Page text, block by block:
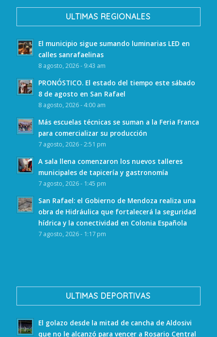
ULTIMAS REGIONALES
El municipio sigue sumando luminarias LED en
calles sanrafaelinas
8 agosto, 2026 - 9:43 am
PRONÓSTICO. El estado del tiempo este sábado
8 de agosto en San Rafael
8 agosto, 2026 - 4:00 am
Más escuelas técnicas se suman a la Feria Franca
para comercializar su producción
7 agosto, 2026 - 2:51 pm
A sala llena comenzaron los nuevos talleres
municipales de tapicería y gastronomía
7 agosto, 2026 - 1:45 pm
San Rafael: el Gobierno de Mendoza realiza una
obra de Hidráulica que fortalecerá la seguridad
hídrica y la conectividad en Colonia Española
7 agosto, 2026 - 1:17 pm
ULTIMAS DEPORTIVAS
El golazo desde la mitad de cancha de Aldosivi
que no le alcanzó para vencer a Rosario Central